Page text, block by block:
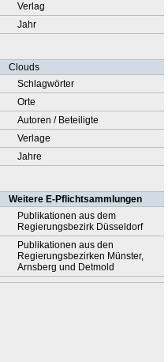
Verlag
Jahr
Clouds
Schlagwörter
Orte
Autoren / Beteiligte
Verlage
Jahre
Weitere E-Pflichtsammlungen
Publikationen aus dem
Regierungsbezirk Düsseldorf
Publikationen aus den
Regierungsbezirken Münster,
Arnsberg und Detmold